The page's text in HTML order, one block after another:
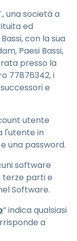
una società a
ed
con la sua
Paesi Bassi,
presso la
77876342, i
e
utente
l'utente in
una password.
software
terze parti e
Software.
” indica qualsiasi
a